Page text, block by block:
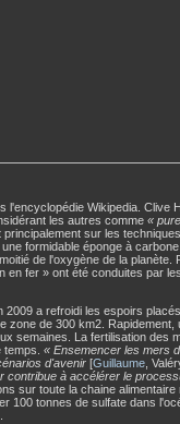
Wikipedia. Clive
les autres comme «
sur les
formidable éponge à
de l'oxygène de la planète.
fer » ont été conduites par
a refroidi les espoirs
zone de 300 km2. Rapidement,
semaines. La fertilisation des
« Ensemencer les mers
d'avenir [Guillaume ,
contribue à accélérer le
sur toute la chaine
100 tonnes de sulfate dans